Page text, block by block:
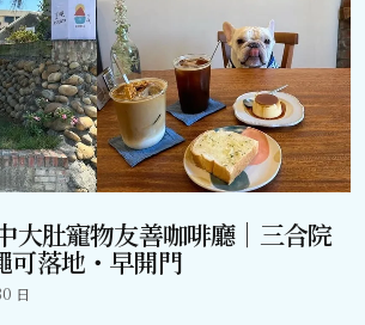
大肚寵物友善咖啡廳｜三合院
可落地・早開門
日